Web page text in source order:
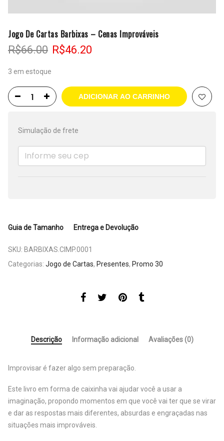
Jogo De Cartas Barbixas – Cenas Improváveis
R$66.00 O
original
R$66.00.
R$46.20
R$46.20.
3 em estoque
ADICIONAR AO CARRINHO
Simulação de frete
Guia de Tamanho Entrega e Devolução
SKU: BARBIXAS.CIMP.0001
Categorias: Jogo de Cartas, Presentes, Promo 30
Descrição Informação adicional Avaliações (0)
Improvisar é fazer algo sem preparação.
Este livro em forma de caixinha vai ajudar você a usar a
imaginação, propondo momentos em que você vai ter que se virar
e dar as respostas mais diferentes, absurdas e engraçadas nas
situações mais improváveis.